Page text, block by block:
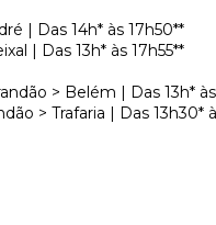
| Das 14h* às 17h50**
| Das 13h* às 17h55**
> Belém | Das 13h*
> Trafaria | Das 13h30*